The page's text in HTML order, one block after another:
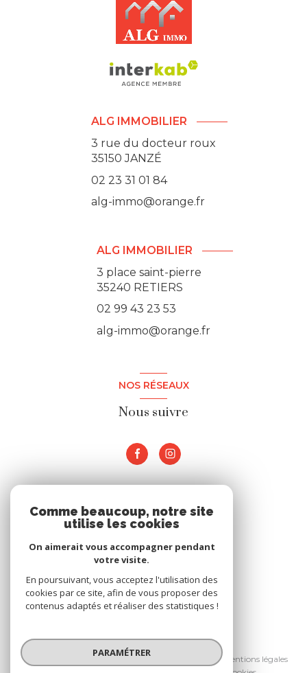
ALG IMMOBILIER
3 rue du docteur roux
35150JANZÉ
02 23 31 01 84
alg-immo@orange.fr
ALG IMMOBILIER
3 place saint-pierre
35240 RETIERS
02 99 43 23 53
alg-immo@orange.fr
NOS RÉSEAUX
Nous suivre
ADHÉRENTS
Nous adhérons
© 2026 | Tous droits réservés
Nos honoraires
Nos partenaires
Mentions légales
Comme beaucoup, notre site
utilise les cookies
On aimerait vous accompagner pendant
votre visite.
En poursuivant, vous acceptez l'utilisation des
cookies par ce site, afin de vous proposer des
contenus adaptés et réaliser des statistiques !
PARAMÉTRER